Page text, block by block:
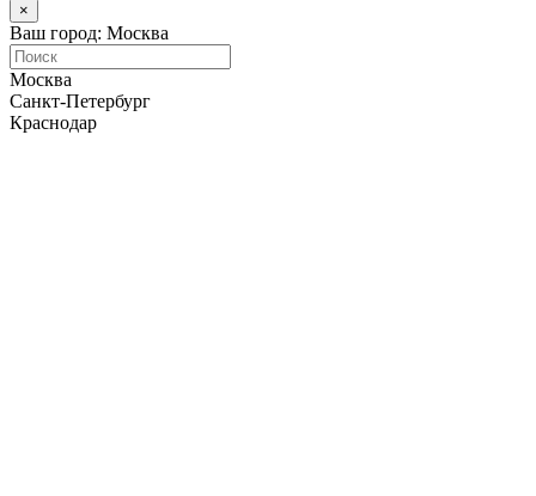
×
Ваш город: Москва
Москва
Санкт-Петербург
Краснодар